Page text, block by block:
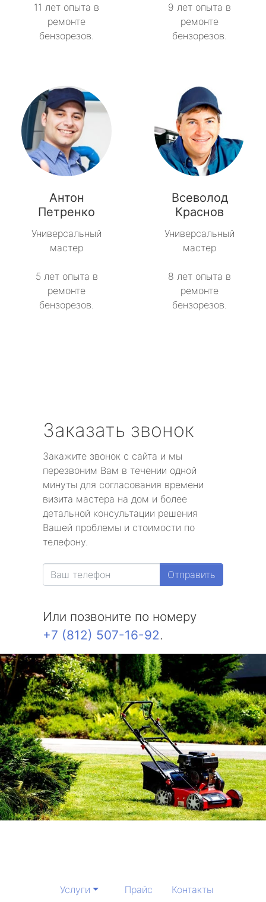
11 лет опыта в
ремонте
бензорезов.
9 лет опыта в
ремонте
бензорезов.
Антон
Петренко
Универсальный
мастер
5 лет опыта в
ремонте
бензорезов.
Всеволод
Краснов
Универсальный
мастер
8 лет опыта в
ремонте
бензорезов.
Заказать звонок
Закажите звонок с сайта и мы
перезвоним Вам в течении одной
минуты для согласования времени
визита мастера на дом и более
детальной консультации решения
Вашей проблемы и стоимости по
телефону.
Отправить
Или позвоните по номеру
+7 (812) 507-16-92.
Услуги Прайс Контакты